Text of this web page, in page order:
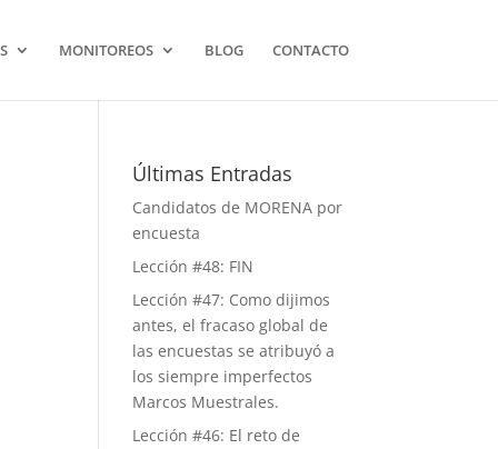
MONITOREOS BLOG CONTACTO
Últimas Entradas
Candidatos de MORENA por
encuesta
Lección #48: FIN
Lección #47: Como dijimos
antes, el fracaso global de
las encuestas se atribuyó a
los siempre imperfectos
Marcos Muestrales.
Lección #46: El reto de